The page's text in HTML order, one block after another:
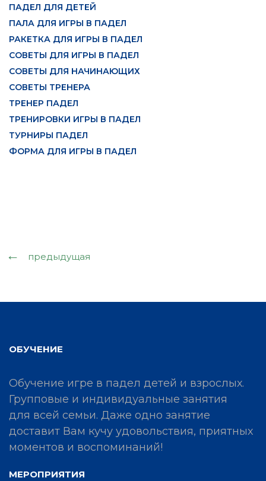
ПАДЕЛ ДЛЯ ДЕТЕЙ
ПАЛА ДЛЯ ИГРЫ В ПАДЕЛ
РАКЕТКА ДЛЯ ИГРЫ В ПАДЕЛ
СОВЕТЫ ДЛЯ ИГРЫ В ПАДЕЛ
СОВЕТЫ ДЛЯ НАЧИНАЮЩИХ
СОВЕТЫ ТРЕНЕРА
ТРЕНЕР ПАДЕЛ
ТРЕНИРОВКИ ИГРЫ В ПАДЕЛ
ТУРНИРЫ ПАДЕЛ
ФОРМА ДЛЯ ИГРЫ В ПАДЕЛ
предыдущая
ОБУЧЕНИЕ
Обучение игре в падел детей и взрослых.
Групповые и индивидуальные занятия
для всей семьи. Даже одно занятие
доставит Вам кучу удовольствия, приятных
моментов и воспоминаний!
МЕРОПРИЯТИЯ